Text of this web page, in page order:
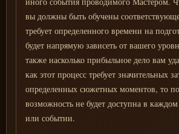
вы должны быть обучены
требует определенного времени на
будет напрямую зависеть от вашего
также насколько прибыльное дело вам
как этот процесс требует значительных
определенных сюжетных моментов, то
возможность не будет доступна в каждом
или событии.